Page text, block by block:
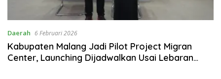
Daerah 6 Februari 2026
Kabupaten Malang Jadi Pilot Project Migran
Center, Launching Dijadwalkan Usai Lebaran